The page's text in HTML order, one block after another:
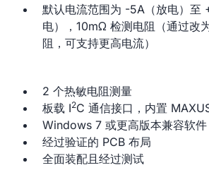
默认电流范围为 -5A（放电）至
电），10mΩ 检测电阻（通过改
阻，可支持更高电流）
2 个热敏电阻测量
板载 I2C 通信接口，内置
Windows 7 或更高版本兼容软件
经过验证的 PCB 布局
全面装配且经过测试